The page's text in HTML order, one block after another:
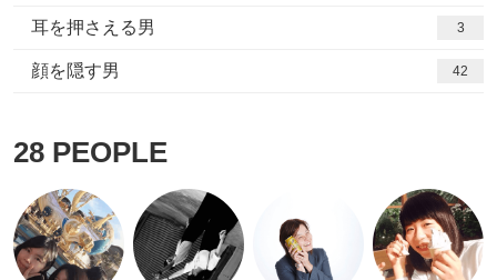
耳を押さえる男 3
顔を隠す男 42
28 PEOPLE